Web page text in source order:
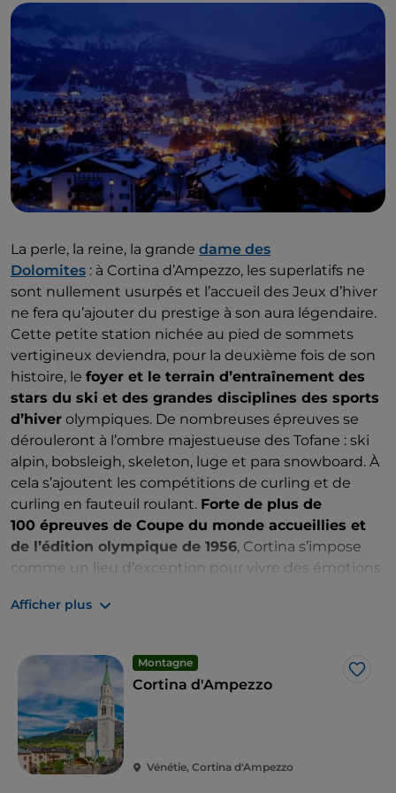
La perle, la reine, la grande dame des
Dolomites : à Cortina d’Ampezzo, les superlatifs ne
sont nullement usurpés et l’accueil des Jeux d’hiver
ne fera qu’ajouter du prestige à son aura légendaire.
Cette petite station nichée au pied de sommets
vertigineux deviendra, pour la deuxième fois de son
histoire, le foyer et le terrain d’entraînement des
stars du ski et des grandes disciplines des sports
d’hiver olympiques. De nombreuses épreuves se
dérouleront à l’ombre majestueuse des Tofane : ski
alpin, bobsleigh, skeleton, luge et para snowboard. À
cela s’ajoutent les compétitions de curling et de
curling en fauteuil roulant. Forte de plus de
100 épreuves de Coupe du monde accueillies et
de l’édition olympique de 1956, Cortina s’impose
comme un lieu d’exception pour vivre des émotions
tous ceux qui s’y prennent à l’avance de trouver
résidences, d’hôtels, de chalets ou de maisons
privées mises à disposition pour l’événement.
Choisir Cortina comme point de chute, c’est non
seulement se placer au cœur des Jeux, mais aussi
séjourner dans une destination où le
culture font partie de l’ADN local
table ne seront pas en reste : la gastronomie locale
Afficher plus
Montagne
Cortina d'Ampezzo
Vénétie, Cortina d'Ampezzo